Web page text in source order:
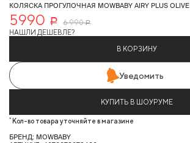
КОЛЯСКА ПРОГУЛОЧНАЯ MOWBABY AIRY PLUS OLIVE
5990 Р 6 990 Р
НАШЛИ ДЕШЕВЛЕ?
В КОРЗИНУ
Уведомить
КУПИТЬ В ШОУРУМЕ
* Кол-во товара уточняйте в магазине
БРЕНД: MOWBABY